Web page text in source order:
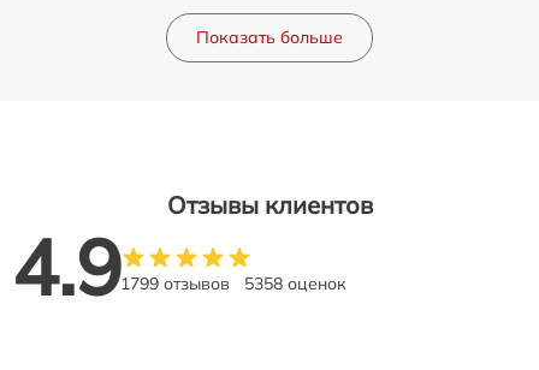
Показать больше
Отзывы клиентов
4.91799 отзывов 5358 оценок